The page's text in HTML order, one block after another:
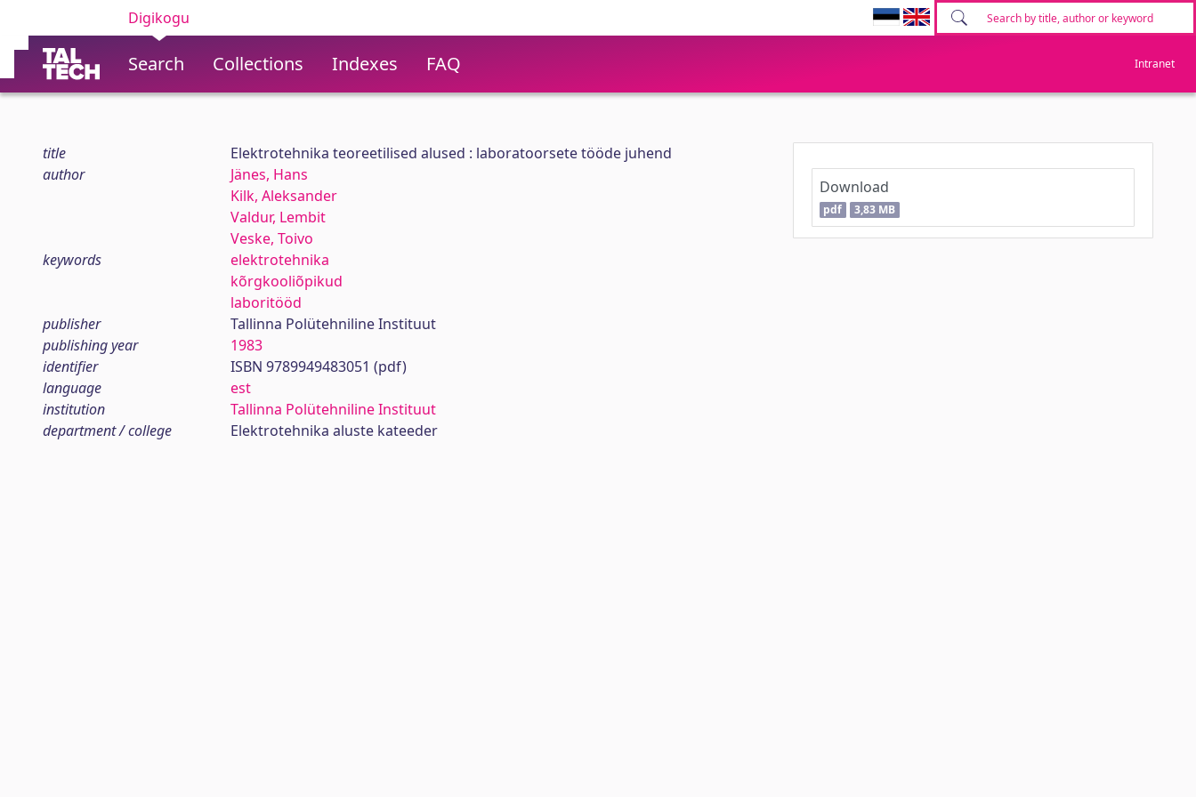
Digikogu
Search Collections Indexes FAQ Intranet
title
Elektrotehnika teoreetilised alused : laboratoorsete tööde juhend
author
Jänes, Hans
Kilk, Aleksander
Valdur, Lembit
Veske, Toivo
keywords
elektrotehnika
kõrgkooliõpikud
laboritööd
publisher
Tallinna Polütehniline Instituut
publishing year
1983
identifier
ISBN 9789949483051 (pdf)
language
est
institution
Tallinna Polütehniline Instituut
department / college
Elektrotehnika aluste kateeder
Download
pdf 3,83 MB